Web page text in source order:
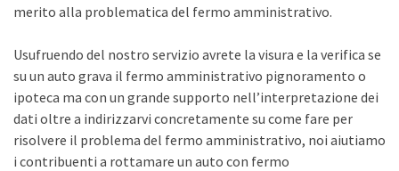
merito alla problematica del fermo amministrativo.
Usufruendo del nostro servizio avrete la visura e la verifica se
su un auto grava il fermo amministrativo pignoramento o
ipoteca ma con un grande supporto nell’interpretazione dei
dati oltre a indirizzarvi concretamente su come fare per
risolvere il problema del fermo amministrativo, noi aiutiamo
i contribuenti a rottamare un auto con fermo